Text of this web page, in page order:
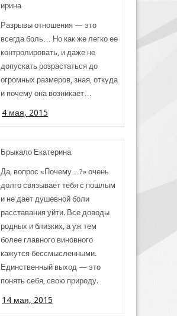
ирина
Разрывы отношения — это
всегда боль… Но как же легко ее
контролировать, и даже не
допускать розрастаться до
огромных размеров, зная, откуда
и почему она возникает…
4 мая, 2015
Брыкало Екатерина
Да, вопрос «Почему…?» очень
долго связывает тебя с пошлым
и не дает душевной боли
расставания уйти. Все доводы
родных и близких, а уж тем
более главного виновного
кажутся бессмысленными.
Единственный выход — это
понять себя, свою природу.
14 мая, 2015